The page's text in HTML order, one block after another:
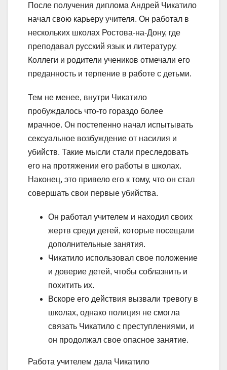
После получения диплома Андрей Чикатило
начал свою карьеру учителя. Он работал в
нескольких школах Ростова-на-Дону, где
преподавал русский язык и литературу.
Коллеги и родители учеников отмечали его
преданность и терпение в работе с детьми.
Тем не менее, внутри Чикатило
пробуждалось что-то гораздо более
мрачное. Он постепенно начал испытывать
сексуальное возбуждение от насилия и
убийств. Такие мысли стали преследовать
его на протяжении его работы в школах.
Наконец, это привело его к тому, что он стал
совершать свои первые убийства.
Он работал учителем и находил своих
жертв среди детей, которые посещали
дополнительные занятия.
Чикатило использовал свое положение
и доверие детей, чтобы соблазнить и
похитить их.
Вскоре его действия вызвали тревогу в
школах, однако полиция не смогла
связать Чикатило с преступлениями, и
он продолжал свое опасное занятие.
Работа учителем дала Чикатило